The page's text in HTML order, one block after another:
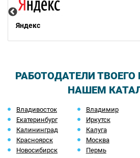
Яндекс
РАБОТОДАТЕЛИ
НАШЕМ
Владивосток Владимир
Екатеринбург
Иркутск
Калининград
Калуга
Красноярск
Москва
Новосибирск
Пермь